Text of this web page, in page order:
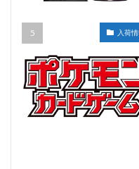
入荷